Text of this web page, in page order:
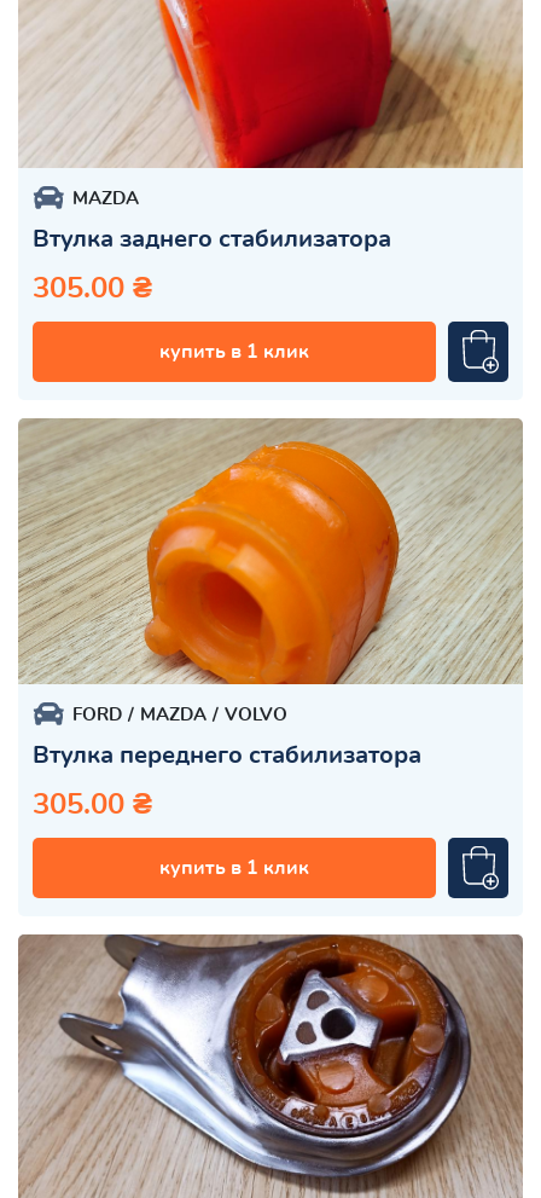
MAZDA
Втулка заднего стабилизатора
305.00 ₴
купить в 1 клик
FORD MAZDA VOLVO
Втулка переднего стабилизатора
305.00 ₴
купить в 1 клик